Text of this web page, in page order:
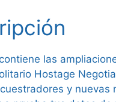
las
Hostage
y nuevas